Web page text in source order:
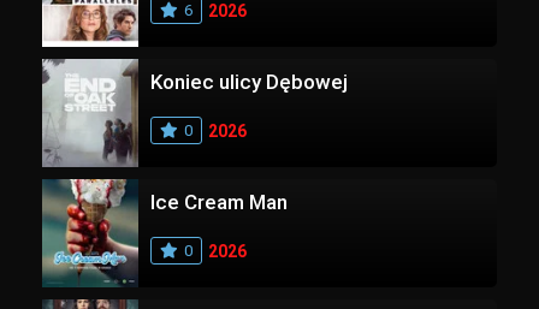
6 2026
Koniec ulicy Dębowej
0 2026
Ice Cream Man
0 2026